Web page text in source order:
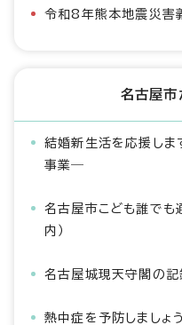
令和8年熊本地震災害
名古屋市
結婚新生活を応援し
事業―
名古屋市こども誰でも
内）
名古屋城現天守閣の記
熱中症を予防しましょ